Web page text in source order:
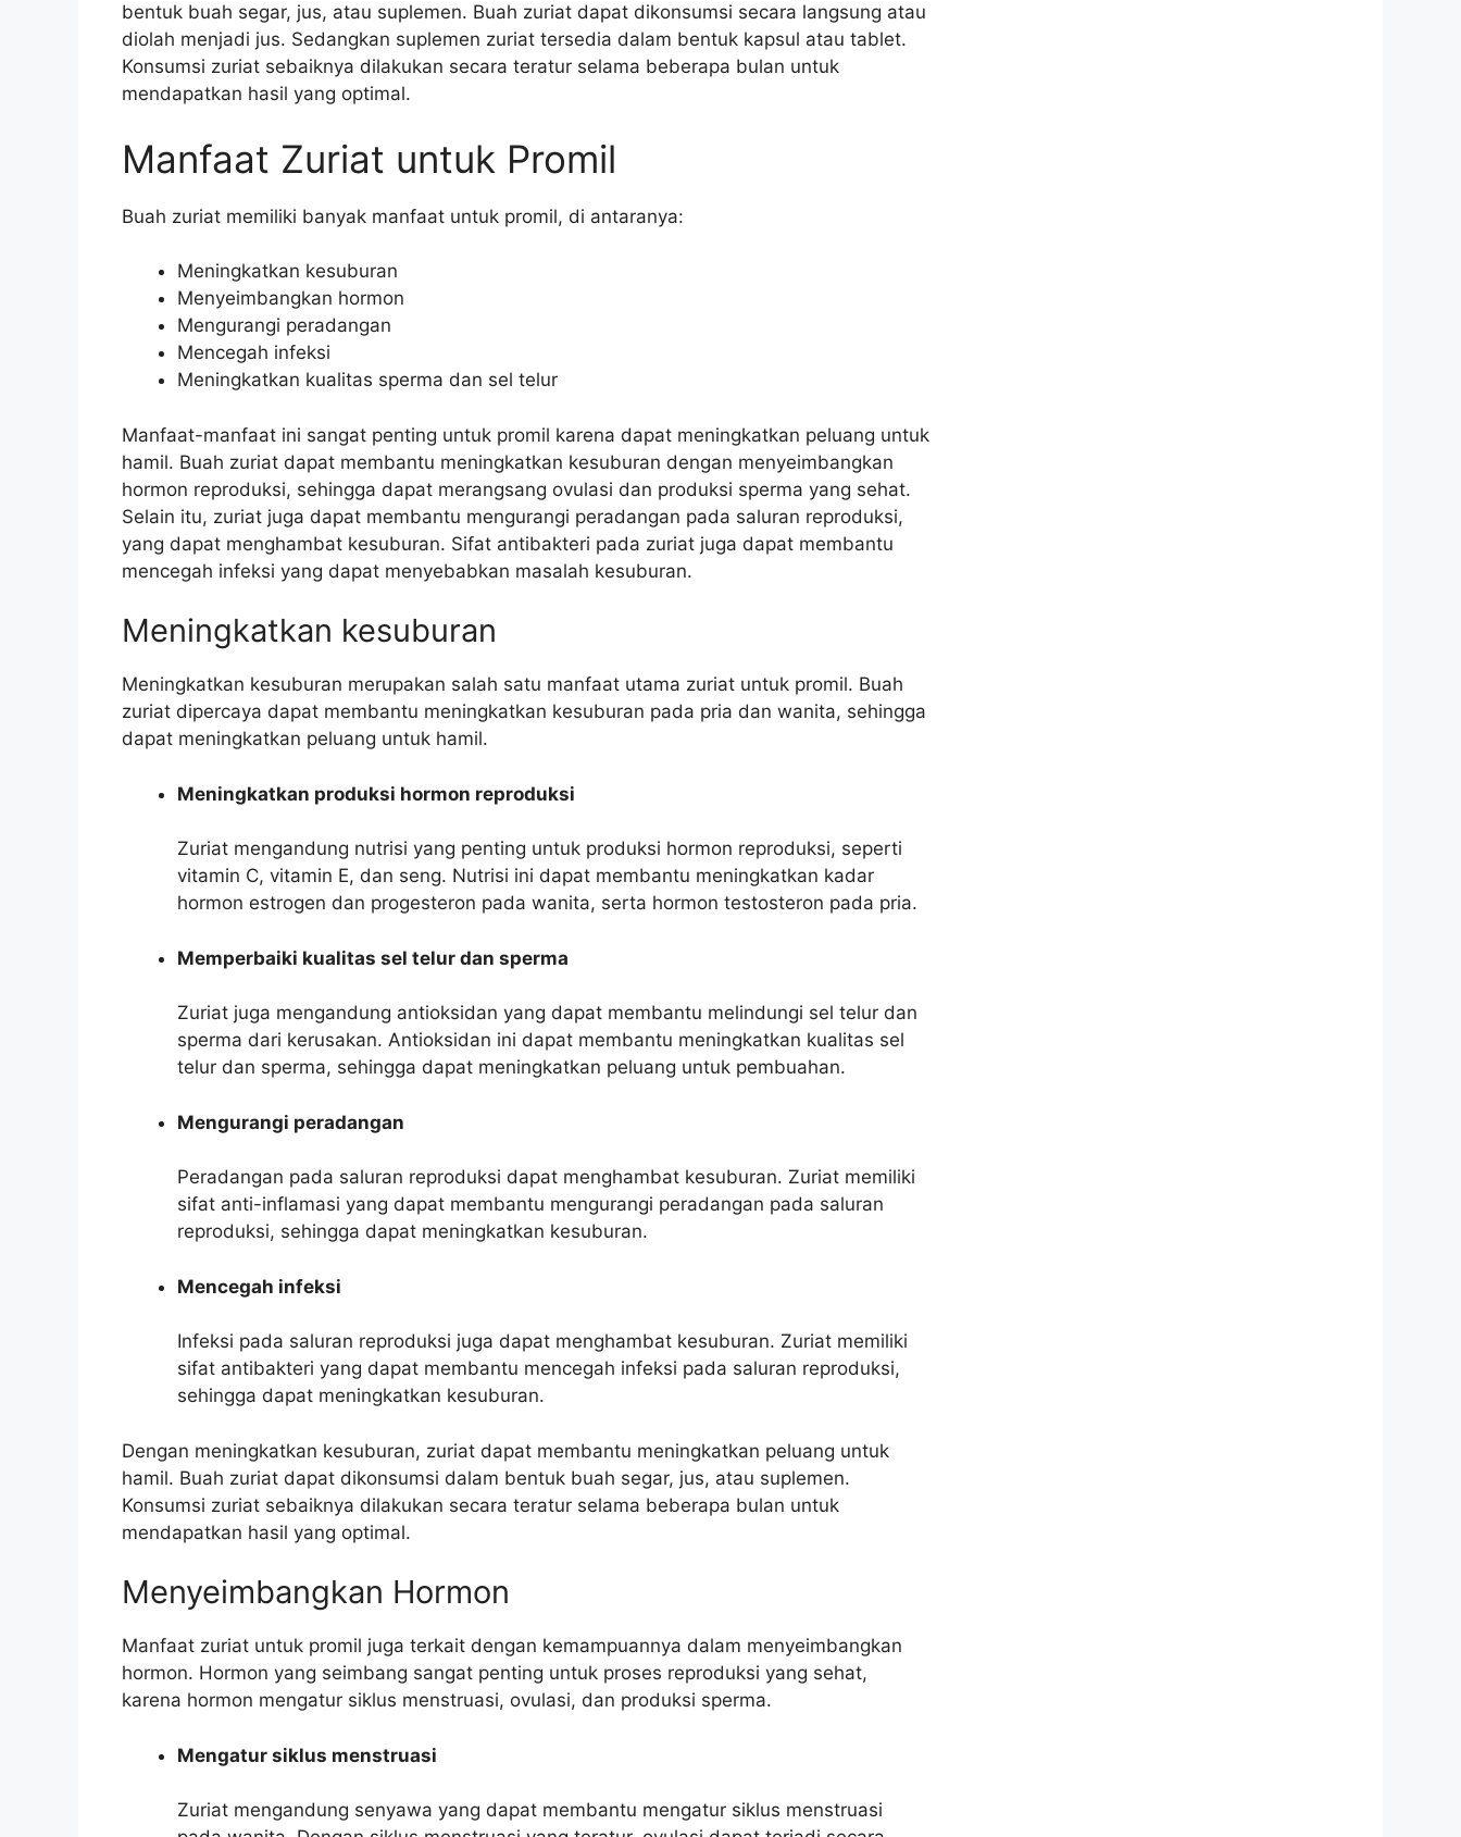
bentuk buah segar, jus, atau suplemen. Buah zuriat dapat dikonsumsi secara langsung atau
diolah menjadi jus. Sedangkan suplemen zuriat tersedia dalam bentuk kapsul atau tablet.
Konsumsi zuriat sebaiknya dilakukan secara teratur selama beberapa bulan untuk
mendapatkan hasil yang optimal.
Manfaat Zuriat untuk Promil
Buah zuriat memiliki banyak manfaat untuk promil, di antaranya:
Meningkatkan kesuburan
Menyeimbangkan hormon
Mengurangi peradangan
Mencegah infeksi
Meningkatkan kualitas sperma dan sel telur
Manfaat-manfaat ini sangat penting untuk promil karena dapat meningkatkan peluang untuk
hamil. Buah zuriat dapat membantu meningkatkan kesuburan dengan menyeimbangkan
hormon reproduksi, sehingga dapat merangsang ovulasi dan produksi sperma yang sehat.
Selain itu, zuriat juga dapat membantu mengurangi peradangan pada saluran reproduksi,
yang dapat menghambat kesuburan. Sifat antibakteri pada zuriat juga dapat membantu
mencegah infeksi yang dapat menyebabkan masalah kesuburan.
Meningkatkan kesuburan
Meningkatkan kesuburan merupakan salah satu manfaat utama zuriat untuk promil. Buah
zuriat dipercaya dapat membantu meningkatkan kesuburan pada pria dan wanita, sehingga
dapat meningkatkan peluang untuk hamil.
Meningkatkan produksi hormon reproduksi
Zuriat mengandung nutrisi yang penting untuk produksi hormon reproduksi, seperti
vitamin C, vitamin E, dan seng. Nutrisi ini dapat membantu meningkatkan kadar
hormon estrogen dan progesteron pada wanita, serta hormon testosteron pada pria.
Memperbaiki kualitas sel telur dan sperma
Zuriat juga mengandung antioksidan yang dapat membantu melindungi sel telur dan
sperma dari kerusakan. Antioksidan ini dapat membantu meningkatkan kualitas sel
telur dan sperma, sehingga dapat meningkatkan peluang untuk pembuahan.
Mengurangi peradangan
Peradangan pada saluran reproduksi dapat menghambat kesuburan. Zuriat memiliki
sifat anti-inflamasi yang dapat membantu mengurangi peradangan pada saluran
reproduksi, sehingga dapat meningkatkan kesuburan.
Mencegah infeksi
Infeksi pada saluran reproduksi juga dapat menghambat kesuburan. Zuriat memiliki
sifat antibakteri yang dapat membantu mencegah infeksi pada saluran reproduksi,
sehingga dapat meningkatkan kesuburan.
Dengan meningkatkan kesuburan, zuriat dapat membantu meningkatkan peluang untuk
hamil. Buah zuriat dapat dikonsumsi dalam bentuk buah segar, jus, atau suplemen.
Konsumsi zuriat sebaiknya dilakukan secara teratur selama beberapa bulan untuk
mendapatkan hasil yang optimal.
Menyeimbangkan Hormon
Manfaat zuriat untuk promil juga terkait dengan kemampuannya dalam menyeimbangkan
hormon. Hormon yang seimbang sangat penting untuk proses reproduksi yang sehat,
karena hormon mengatur siklus menstruasi, ovulasi, dan produksi sperma.
Mengatur siklus menstruasi
Zuriat mengandung senyawa yang dapat membantu mengatur siklus menstruasi